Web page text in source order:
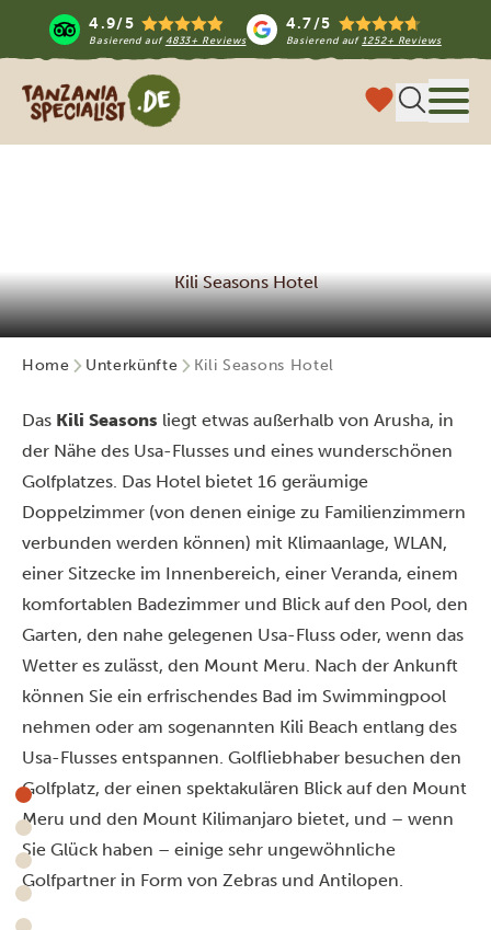
4.9/5
Basierend auf 4833+ Reviews
4.7/5
Basierend auf1252+ Reviews
Tanzania Specialist
Kili Seasons Hotel
Home Unterkünfte Kili Seasons Hotel
Das Kili Seasons liegt etwas außerhalb von Arusha, in
der Nähe des Usa-Flusses und eines wunderschönen
Golfplatzes. Das Hotel bietet 16 geräumige
Doppelzimmer (von denen einige zu Familienzimmern
verbunden werden können) mit Klimaanlage, WLAN,
einer Sitzecke im Innenbereich, einer Veranda, einem
komfortablen Badezimmer und Blick auf den Pool, den
Garten, den nahe gelegenen Usa-Fluss oder, wenn das
Wetter es zulässt, den Mount Meru. Nach der Ankunft
können Sie ein erfrischendes Bad im Swimmingpool
nehmen oder am sogenannten Kili Beach entlang des
Usa-Flusses entspannen. Golfliebhaber besuchen den
Golfplatz, der einen spektakulären Blick auf den Mount
Meru und den Mount Kilimanjaro bietet, und – wenn
Sie Glück haben – einige sehr ungewöhnliche
Golfpartner in Form von Zebras und Antilopen.